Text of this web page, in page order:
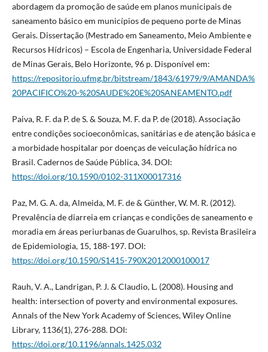
abordagem da promoção de saúde em planos municipais de
saneamento básico em municípios de pequeno porte de Minas
Gerais. Dissertação (Mestrado em Saneamento, Meio Ambiente e
Recursos Hídricos) – Escola de Engenharia, Universidade Federal
de Minas Gerais, Belo Horizonte, 96 p. Disponível em:
https://repositorio.ufmg.br/bitstream/1843/61979/9/AMANDA%
20PACIFICO%20-%20SAUDE%20E%20SANEAMENTO.pdf
Paiva, R. F. da P. de S. & Souza, M. F. da P. de (2018). Associação
entre condições socioeconômicas, sanitárias e de atenção básica e
a morbidade hospitalar por doenças de veiculação hídrica no
Brasil. Cadernos de Saúde Pública, 34. DOI:
https://doi.org/10.1590/0102-311X00017316
Paz, M. G. A. da, Almeida, M. F. de & Günther, W. M. R. (2012).
Prevalência de diarreia em crianças e condições de saneamento e
moradia em áreas periurbanas de Guarulhos, sp. Revista Brasileira
de Epidemiologia, 15, 188-197. DOI:
https://doi.org/10.1590/S1415-790X2012000100017
Rauh, V. A., Landrigan, P. J. & Claudio, L. (2008). Housing and
health: intersection of poverty and environmental exposures.
Annals of the New York Academy of Sciences, Wiley Online
Library, 1136(1), 276-288. DOI:
https://doi.org/10.1196/annals.1425.032